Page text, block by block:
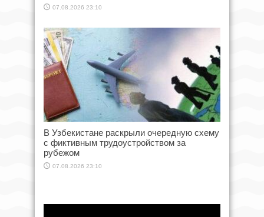
07.08.2026 23:10
В Узбекистане раскрыли очередную схему
с фиктивным трудоустройством за
рубежом
07.08.2026 23:10